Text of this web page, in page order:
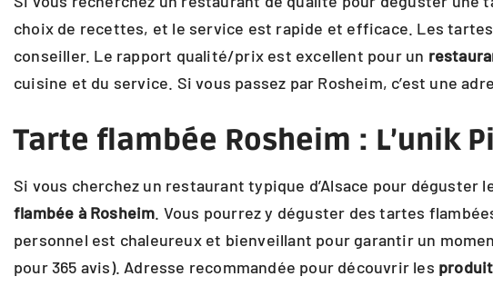
choix de recettes, et le service est rapide et efficace. Les
conseiller. Le rapport qualité/prix est excellent pour un
cuisine et du service. Si vous passez par Rosheim, c’est une
Tarte flambée Rosheim : L’unik
Si vous cherchez un restaurant typique d’Alsace pour
flambée à Rosheim. Vous pourrez y déguster des tartes
personnel est chaleureux et bienveillant pour garantir un
pour 365 avis). Adresse recommandée pour découvrir les